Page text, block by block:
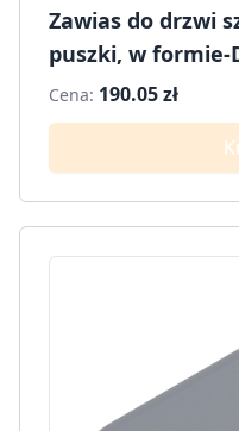
Zawias do drzwi
puszki, w formie-
Cena: 190.05 zł